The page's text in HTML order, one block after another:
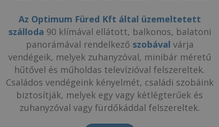
Az Optimum Füred Kft által üzemeltetett
szálloda 90 klímával ellátott, balkonos, balatoni
panorámával rendelkező szobával várja
vendégeik, melyek zuhanyzóval, minibár méretű
hűtővel és műholdas televízióval felszereltek.
Családos vendégeink kényelmét, családi szobáink
biztosítják, melyek egy vagy kétlégterűek és
zuhanyzóval vagy fürdőkáddal felszereltek.